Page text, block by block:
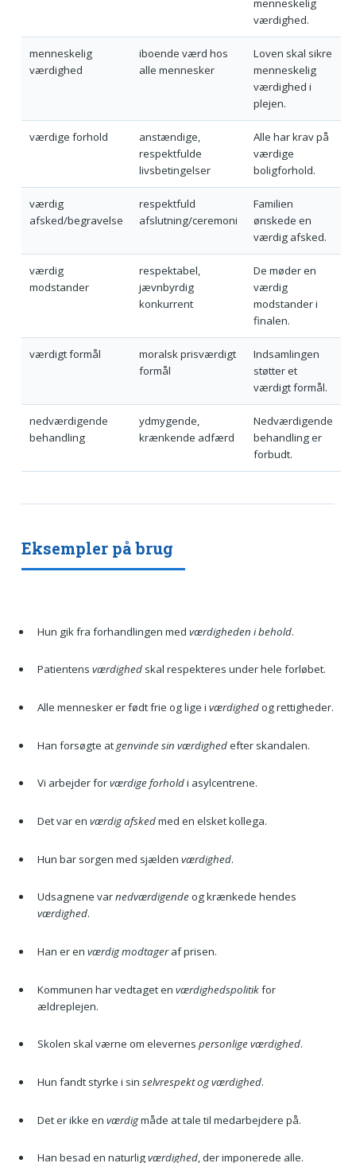
menneskelig
værdighed.
menneskelig
værdighed
iboende værd hos
alle mennesker
Loven skal sikre
menneskelig
værdighed i
plejen.
værdige forhold
anstændige,
respektfulde
livsbetingelser
Alle har krav på
værdige
boligforhold.
værdig
afsked/begravelse
respektfuld
afslutning/ceremoni
Familien
ønskede en
værdig afsked.
værdig
modstander
respektabel,
jævnbyrdig
konkurrent
De møder en
værdig
modstander i
finalen.
værdigt formål
moralsk prisværdigt
formål
Indsamlingen
støtter et
værdigt formål.
nedværdigende
behandling
ydmygende,
krænkende adfærd
Nedværdigende
behandling er
forbudt.
Eksempler på brug
Hun gik fra forhandlingen med værdigheden i behold.
Patientens værdighedskal respekteres under hele forløbet.
Alle mennesker er født frie og lige i værdighedog rettigheder.
Han forsøgte atgenvinde sin værdighedefter skandalen.
Vi arbejder forværdige forholdi asylcentrene.
Det var en værdig afskedmed en elsket kollega.
Hun bar sorgen med sjælden værdighed.
Udsagnene varnedværdigendeog krænkede hendes
værdighed.
Han er en værdig modtageraf prisen.
Kommunen har vedtaget en værdighedspolitikfor
ældreplejen.
Skolen skal værne om elevernes personlige værdighed.
Hun fandt styrke i sin selvrespekt og værdighed.
Det er ikke en værdigmåde at tale til medarbejdere på.
Han besad en naturligværdighed, der imponerede alle.